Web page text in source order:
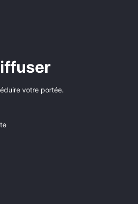
votre portée.